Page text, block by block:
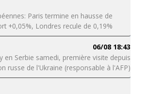
Paris termine en hausse de
+0,05%, Londres recule de 0,19%
06/08 18:43
en Serbie samedi, première visite depuis
russe de l'Ukraine (responsable à l'AFP)